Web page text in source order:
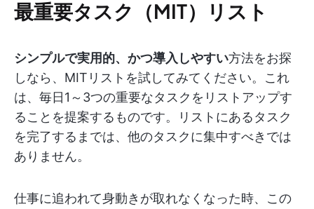
最重要タスク（MIT）リスト
シンプルで実用的、かつ導入しやすい方法をお探
しなら、MITリストを試してみてください。これ
は、毎日1～3つの重要なタスクをリストアップす
ることを提案するものです。リストにあるタスク
を完了するまでは、他のタスクに集中すべきでは
ありません。
仕事に追われて身動きが取れなくなった時、この